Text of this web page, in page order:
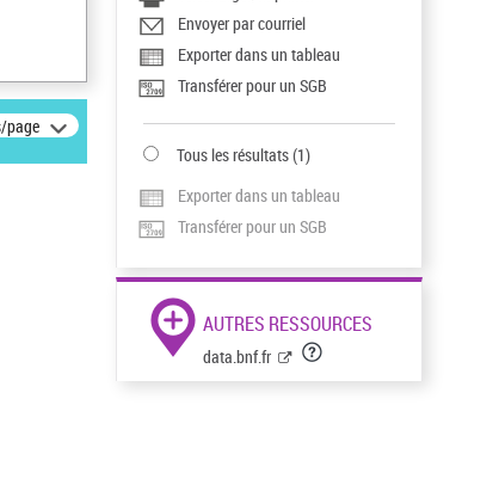
page
Envoyer par courriel
Exporter dans un tableau
Transférer pour un SGB
Tous les résultats(1)
Exporter dans un tableau
Transférer pour un SGB
AUTRES RESSOURCES
data.bnf.fr